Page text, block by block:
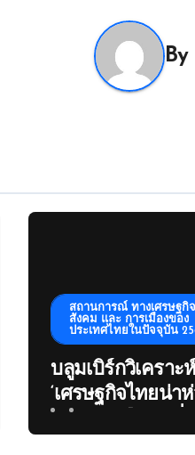
By
สถานการณ์ ทางเศรษฐกิจ
สังคม และ การเมืองของ
ประเทศไทยในปัจจุบัน
บลูมเบิร์กวิเคราะห์
‘เศรษฐกิจไทยน่าห่